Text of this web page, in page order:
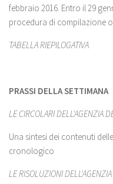
febbraio 2016. Entro il 29
procedura di compilazione
TABELLA RIEPILOGATIVA
PRASSI DELLA SETTIMANA
LE CIRCOLARI DELL'AGENZIA
Una sintesi dei contenuti
cronologico
LE RISOLUZIONI